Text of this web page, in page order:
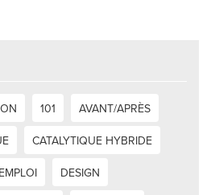
101
AVANT/APRÈS
CATALYTIQUE HYBRIDE
DESIGN